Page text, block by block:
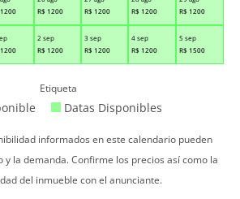
1200
R$ 1200
R$ 1200
R$ 1200
R$ 1200
1200
2 sep
R$ 1200
3 sep
R$ 1200
4 sep
R$ 1200
5 sep
R$ 1500
Etiqueta
Datas Disponibles
informados en este calendario pueden
y la demanda. Confirme los precios así como la
del inmueble con el anunciante.